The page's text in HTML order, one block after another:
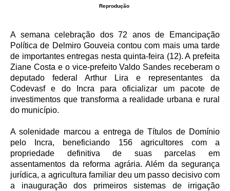
Reprodução
A semana celebração dos 72 anos de Emancipação
Política de Delmiro Gouveia contou com mais uma tarde
de importantes entregas nesta quinta-feira (12). A prefeita
Ziane Costa e o vice-prefeito Valdo Sandes receberam o
deputado federal Arthur Lira e representantes da
Codevasf e do Incra para oficializar um pacote de
investimentos que transforma a realidade urbana e rural
do município.
A solenidade marcou a entrega de Títulos de Domínio
pelo Incra, beneficiando 156 agricultores com a
propriedade definitiva de suas parcelas em
assentamentos da reforma agrária. Além da segurança
jurídica, a agricultura familiar deu um passo decisivo com
a inauguração dos primeiros sistemas de irrigação